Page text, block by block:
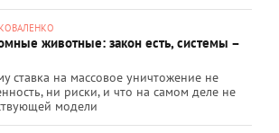
животные: закон есть, системы –
ставка на массовое уничтожение не
ни риски, и что на самом деле не
модели